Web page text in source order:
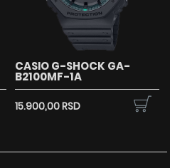
CASIO G-SHOCK GA-
B2100MF-1A
15.900,00 RSD